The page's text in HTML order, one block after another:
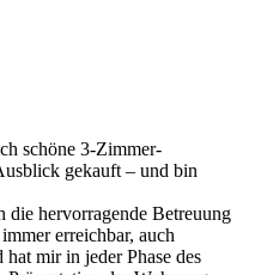
schöne 3-Zimmer-
gekauft – und bin
die hervorragende Betreuung
erreichbar, auch
mir in jeder Phase des